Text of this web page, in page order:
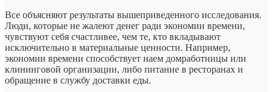
Все объясняют результаты вышеприведенного исследования.
Люди, которые не жалеют денег ради экономии времени,
чувствуют себя счастливее, чем те, кто вкладывают
исключительно в материальные ценности. Например,
экономии времени способствует наем домработницы или
клининговой организации, либо питание в ресторанах и
обращение в службу доставки еды.